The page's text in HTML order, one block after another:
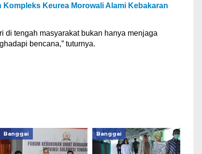
Keurea Morowali Alami Kebakaran
di tengah masyarakat bukan hanya menjaga
bencana,” tuturnya.
Banggai Banggai